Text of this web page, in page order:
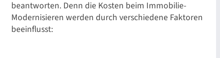
beantworten. Denn die Kosten beim Immobilie-
Modernisieren werden durch verschiedene Faktoren
beeinflusst: